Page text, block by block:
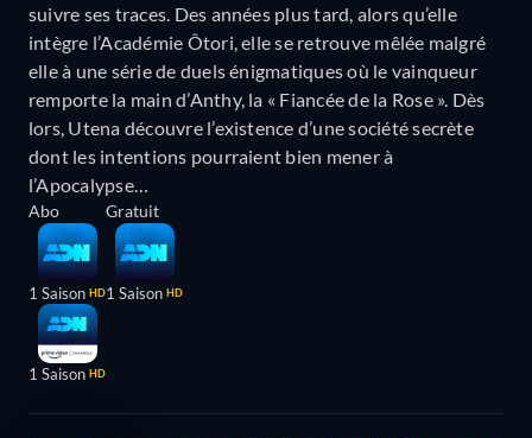
suivre ses traces. Des années plus tard, alors qu’elle
intègre l’Académie Ôtori, elle se retrouve mêlée malgré
elle à une série de duels énigmatiques où le vainqueur
remporte la main d’Anthy, la « Fiancée de la Rose ». Dès
lors, Utena découvre l’existence d’une société secrète
dont les intentions pourraient bien mener à
l’Apocalypse…
Abo
1 Saison HD
1 Saison HD
Gratuit
1 Saison HD